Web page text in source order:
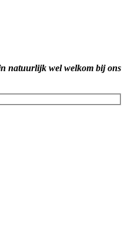
natuurlijk wel welkom bij ons